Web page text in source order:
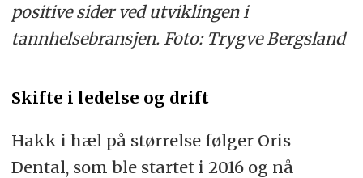
positive sider ved utviklingen i
tannhelsebransjen. Foto: Trygve Bergsland
Skifte i ledelse og drift
Hakk i hæl på størrelse følger Oris
Dental, som ble startet i 2016 og nå